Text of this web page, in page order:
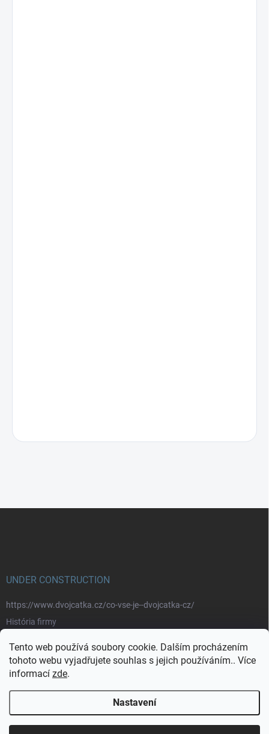
Tento web používá soubory cookie. Dalším procházením
tohoto webu vyjadřujete souhlas s jejich používáním.. Více
informací zde.
Nastavení
UNDER CONSTRUCTION
https://www.dvojcatka.cz/co-vse-je--dvojcatka-cz/
História firmy
Značky
https://www.dvojcatka.cz/kontakty/>